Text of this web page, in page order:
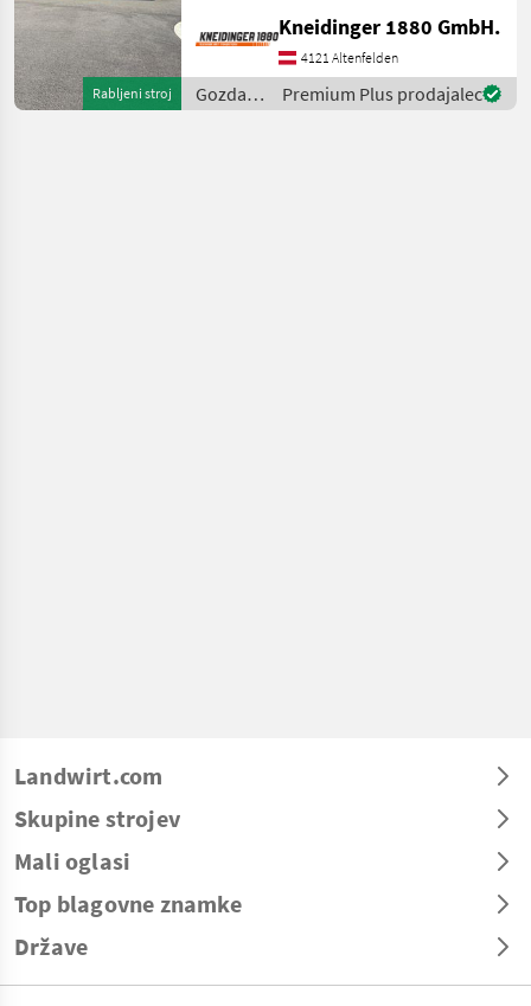
Rabljeni stroj
Eigenversorgung Pumpe
Neu Gelenkwelle
Obenanhängung
Zulassungsschein ohne
Kneidinger 1880 GmbH.
4121 Altenfelden
Gozdarska
in
Premium Plus prodajalec
Landwirt.com
Skupine strojev
Mali oglasi
Top blagovne znamke
Države